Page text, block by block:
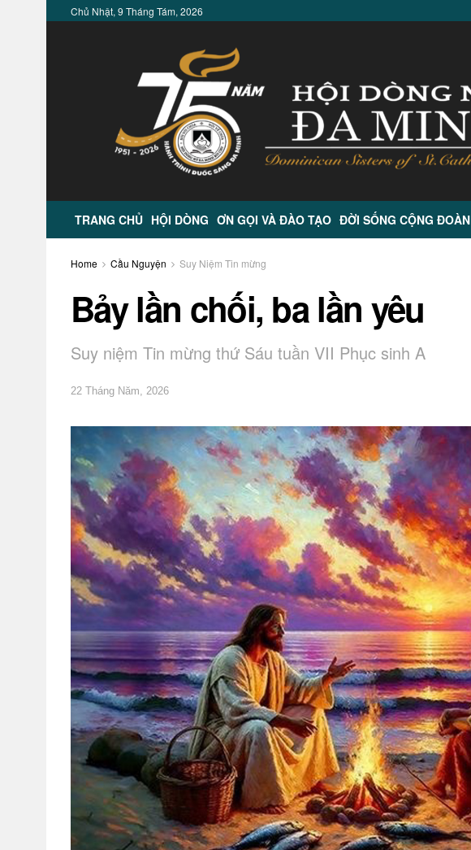
Chủ Nhật, 9 Tháng Tám, 2026
TRANG CHỦ HỘI DÒNG ƠN GỌI VÀ ĐÀO TẠO ĐỜI SỐNG CỘNG ĐOÀN
Home Cầu Nguyện Suy Niệm Tin mừng
Bảy lần chối, ba lần yêu
Suy niệm Tin mừng thứ Sáu tuần VII Phục sinh A
22 Tháng Năm, 2026